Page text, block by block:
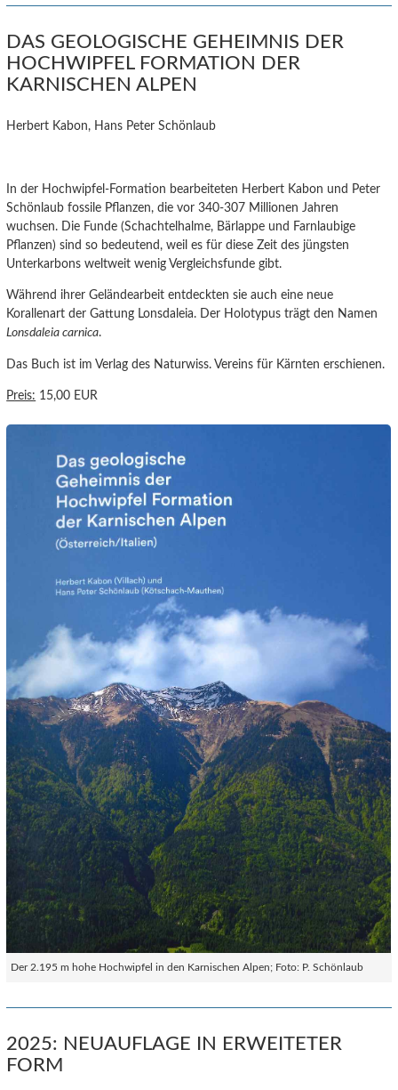
DAS GEOLOGISCHE GEHEIMNIS DER
HOCHWIPFEL FORMATION DER
KARNISCHEN ALPEN
Der 2.195 m hohe Hochwipfel in den Karnischen Alpen; Foto: P. Schönlaub
Herbert Kabon, Hans Peter Schönlaub
In der Hochwipfel-Formation bearbeiteten Herbert Kabon und Peter
Schönlaub fossile Pflanzen, die vor 340-307 Millionen Jahren
wuchsen. Die Funde (Schachtelhalme, Bärlappe und Farnlaubige
Pflanzen) sind so bedeutend, weil es für diese Zeit des jüngsten
Unterkarbons weltweit wenig Vergleichsfunde gibt.
Während ihrer Geländearbeit entdeckten sie auch eine neue
Korallenart der Gattung Lonsdaleia. Der Holotypus trägt den Namen
Lonsdaleia carnica.
Das Buch ist im Verlag des Naturwiss. Vereins für Kärnten erschienen.
Preis: 15,00 EUR
2025: NEUAUFLAGE IN ERWEITETER
FORM